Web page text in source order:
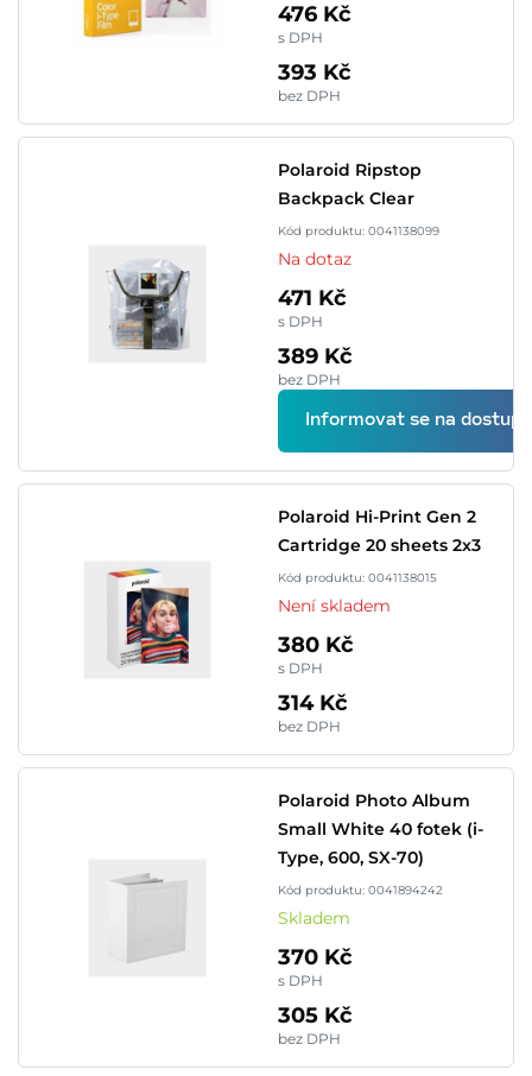
476 Kč
s DPH
393 Kč
bez DPH
Polaroid Ripstop
Backpack Clear
Kód produktu: 0041138099
Na dotaz
471 Kč
s DPH
389 Kč
bez DPH
Informovat se na
Polaroid Hi-Print Gen 2
Cartridge 20 sheets 2x3
Kód produktu: 0041138015
Není skladem
380 Kč
s DPH
314 Kč
bez DPH
Polaroid Photo Album
Small White 40 fotek (i-
Type, 600, SX-70)
Kód produktu: 0041894242
Skladem
370 Kč
s DPH
305 Kč
bez DPH